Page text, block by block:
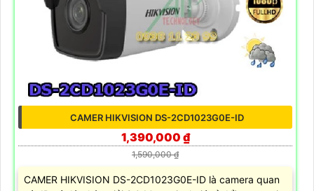
CAMER HIKVISION DS-2CD1023G0E-ID
1,390,000 ₫
1,590,000 ₫
CAMER HIKVISION DS-2CD1023G0E-ID là camera quan